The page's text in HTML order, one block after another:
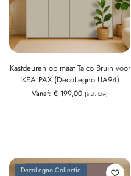
Kastdeuren op maat Talco Bruin voor
IKEA PAX (DecoLegno UA94)
Vanaf: € 199,00 (incl. btw)
DecoLegno Collectie